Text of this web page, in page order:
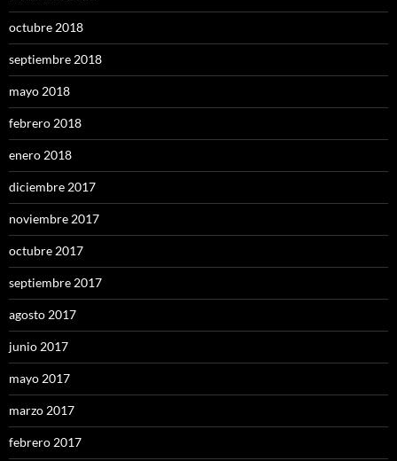
octubre 2018
septiembre 2018
mayo 2018
febrero 2018
enero 2018
diciembre 2017
noviembre 2017
octubre 2017
septiembre 2017
agosto 2017
junio 2017
mayo 2017
marzo 2017
febrero 2017